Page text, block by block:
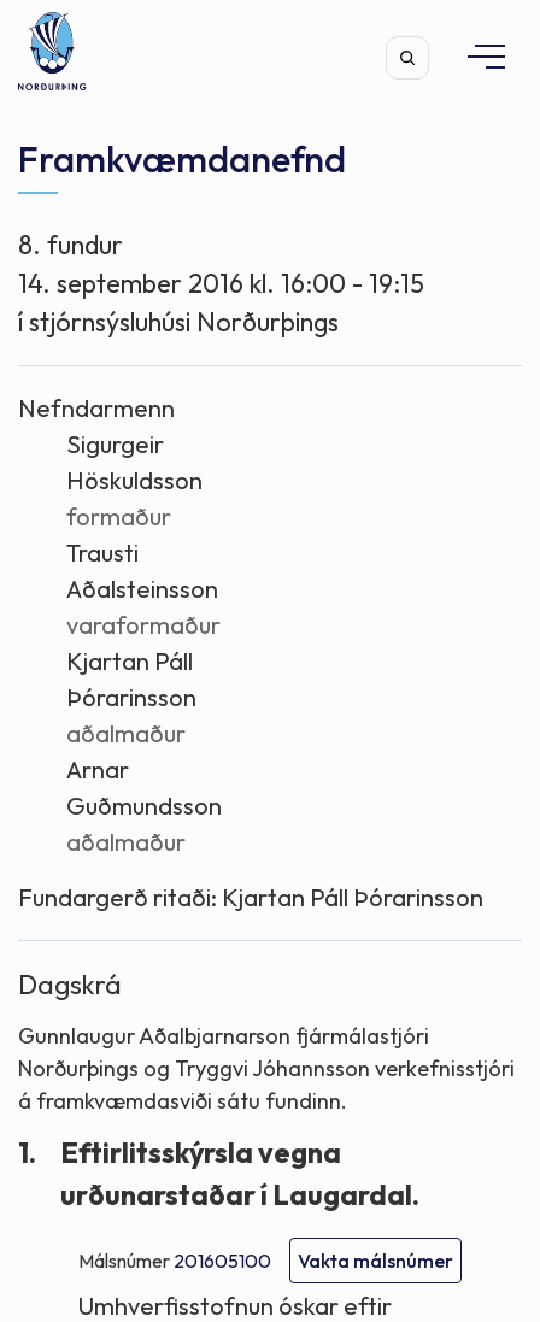
Leita
Framkvæmdanefnd
8. fundur
14. september 2016 kl. 16:00 - 19:15
í stjórnsýsluhúsi Norðurþings
Nefndarmenn
Sigurgeir
Höskuldsson
formaður
Trausti
Aðalsteinsson
varaformaður
Kjartan Páll
Þórarinsson
aðalmaður
Arnar
Guðmundsson
aðalmaður
Fundargerð ritaði: Kjartan Páll Þórarinsson
Dagskrá
Gunnlaugur Aðalbjarnarson fjármálastjóri
Norðurþings og Tryggvi Jóhannsson verkefnisstjóri
á framkvæmdasviði sátu fundinn.
1.
Eftirlitsskýrsla vegna
urðunarstaðar í Laugardal.
Málsnúmer 201605100 Vakta málsnúmer
Umhverfisstofnun óskar eftir